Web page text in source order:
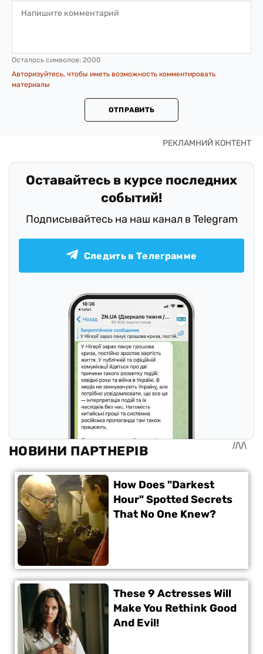
Осталось символов: 2000
Авторизуйтесь, чтобы иметь возможность комментировать
материалы
ОТПРАВИТЬ
Оставайтесь в курсе последних
событий!
Подписывайтесь на наш канал в Telegram
Следить в Телеграмме